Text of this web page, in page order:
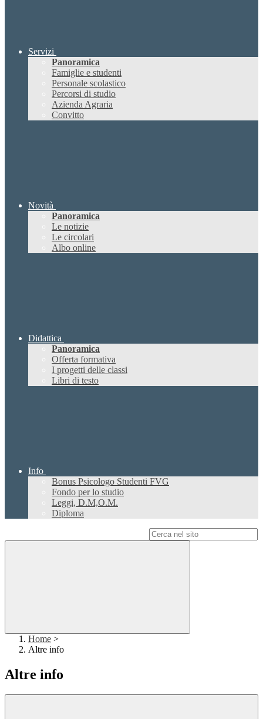
Servizi
Panoramica
Famiglie e studenti
Personale scolastico
Percorsi di studio
Azienda Agraria
Convitto
Novità
Panoramica
Le notizie
Le circolari
Albo online
Didattica
Panoramica
Offerta formativa
I progetti delle classi
Libri di testo
Info
Bonus Psicologo Studenti FVG
Fondo per lo studio
Leggi, D.M,O.M.
Diploma
Home >
Altre info
Altre info